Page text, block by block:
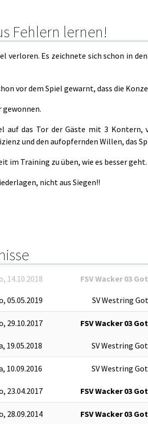
Fehlern lernen!
verloren. Es zeichnete sich schon in
vor dem Spiel gewarnt, dass die
gewonnen.
auf das Tor der Gäste mit 3 Kontern,
und den aufopfernden Willen, das
im Training zu üben, wie es besser geht.
nicht aus Siegen!!
14.10.2018 FSV Wacker 03
05.05.2019 SV Westring
29.10.2017 FSV Wacker 03
19.05.2018 SV Westring
10.09.2016 SV Westring
23.04.2017 FSV Wacker 03
28.09.2014 FSV Wacker 03